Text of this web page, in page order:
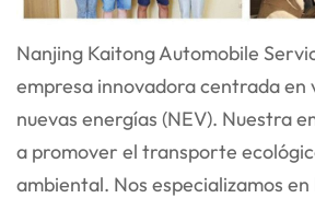
Nanjing Kaitong Automobile
empresa innovadora centrada en
nuevas energías (NEV). Nuestra
a promover el transporte
ambiental. Nos especializamos